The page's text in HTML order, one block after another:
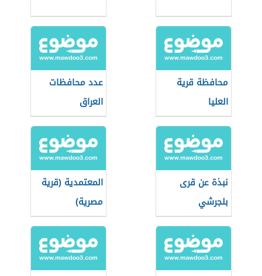
محافظة قرية
العليا
عدد محافظات
العراق
نبذة عن قرى
بلجرشي
المعتمدية (قرية
مصرية)